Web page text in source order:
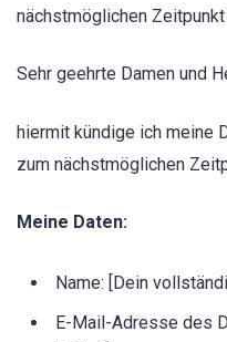
nächstmöglichen Zeitpunkt
Sehr geehrte Damen und
hiermit kündige ich meine
zum nächstmöglichen
Meine Daten:
Name: [Dein
E-Mail-Adresse des